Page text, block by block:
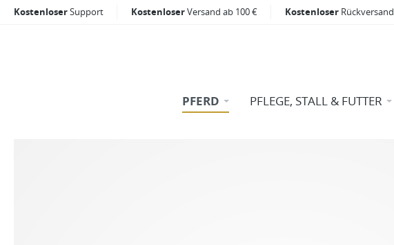
KostenloserSupport KostenloserVersand ab 100 € Kostenloser Rückversand
PFERD PFLEGE, STALL & FUTTER